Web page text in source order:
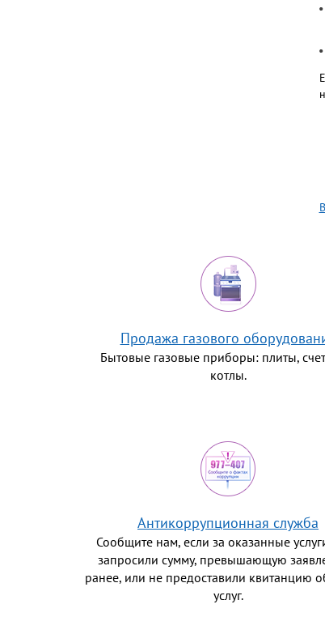
Продажа газового
Бытовые газовые приборы: плиты,
котлы.
Антикоррупционная служба
Сообщите нам, если за оказанные
запросили сумму, превышающую
ранее, или не предоставили квитанцию
услуг.